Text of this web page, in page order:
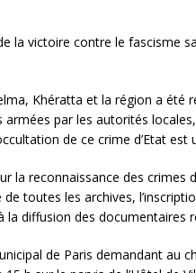
la victoire contre le fascisme
Khératta et la région a été
par les autorités
de ce crime d’Etat
la reconnaissance des crimes
de toutes les archives,
diffusion des
de Paris demandant au